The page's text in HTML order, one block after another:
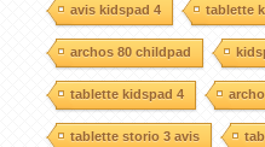
avis kidspad 4 tablette
archos 80 childpad
tablette kidspad 4
tablette storio 3 avis